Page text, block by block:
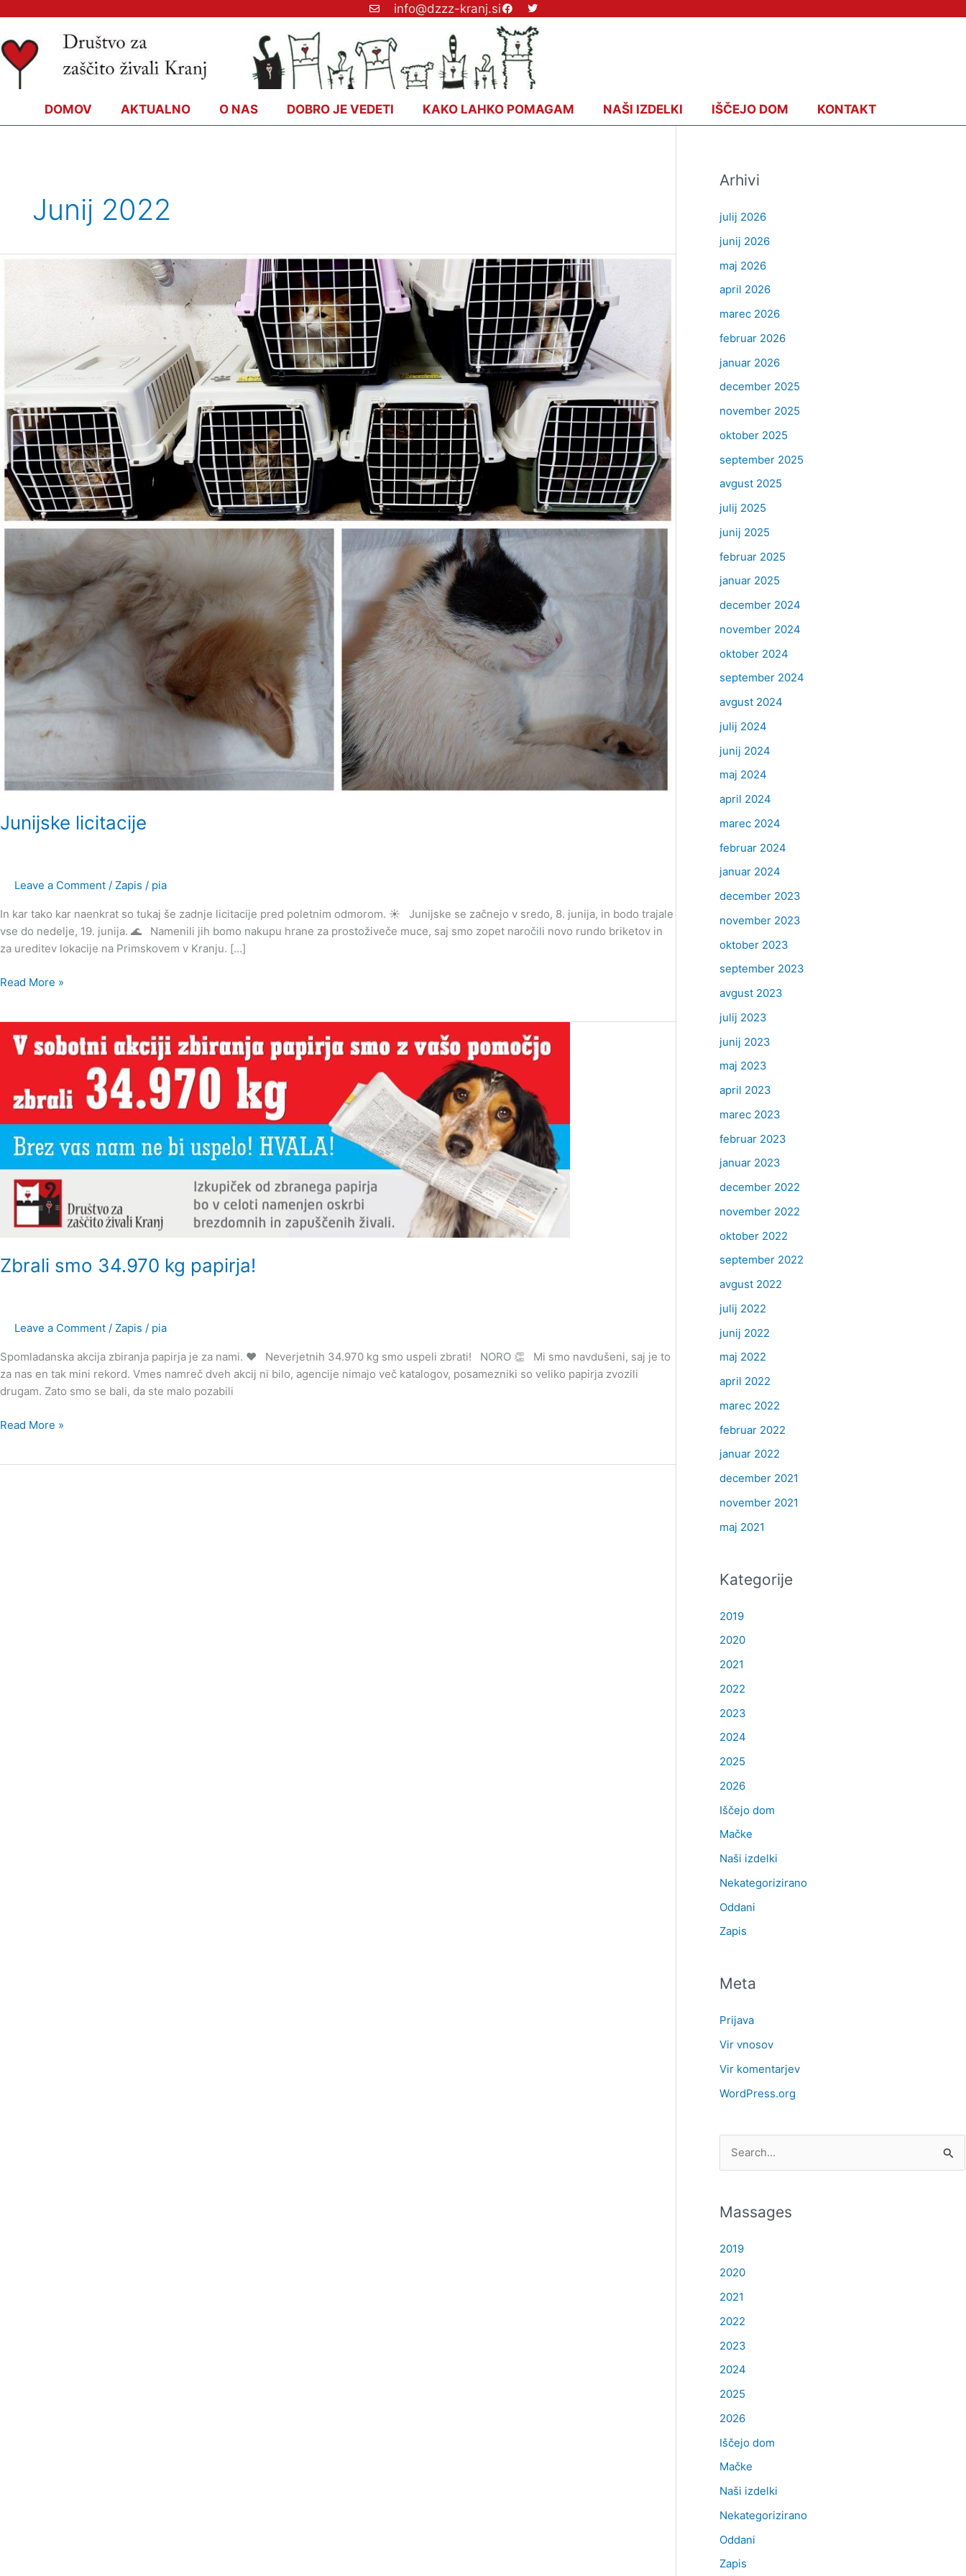
content
info@dzzz-kranj.si
DOMOV AKTUALNO O NAS DOBRO JE VEDETI KAKO LAHKO POMAGAM NAŠI IZDELKI IŠČEJO DOM KONTAKT
Junij 2022
Junijske licitacije
Leave a Comment / Zapis / pia
In kar tako kar naenkrat so tukaj še zadnje licitacije pred poletnim odmorom. ☀️ Junijske se začnejo v sredo, 8. junija, in bodo trajale
vse do nedelje, 19. junija. 🌊 Namenili jih bomo nakupu hrane za prostoživeče muce, saj smo zopet naročili novo rundo briketov in
za ureditev lokacije na Primskovem v Kranju. […]
Junijske
Read More »
Zbrali smo 34.970 kg papirja!
Leave a Comment / Zapis / pia
Spomladanska akcija zbiranja papirja je za nami. ❤️ Neverjetnih 34.970 kg smo uspeli zbrati! NORO 👏 Mi smo navdušeni, saj je to
za nas en tak mini rekord. Vmes namreč dveh akcij ni bilo, agencije nimajo več katalogov, posamezniki so veliko papirja zvozili
drugam. Zato smo se bali, da ste malo pozabili
smo
papirja!
Read More »
Arhivi
julij 2026
junij 2026
maj 2026
april 2026
marec 2026
februar 2026
januar 2026
december 2025
november 2025
oktober 2025
september 2025
avgust 2025
julij 2025
junij 2025
februar 2025
januar 2025
december 2024
november 2024
oktober 2024
september 2024
avgust 2024
julij 2024
junij 2024
maj 2024
april 2024
marec 2024
februar 2024
januar 2024
december 2023
november 2023
oktober 2023
september 2023
avgust 2023
julij 2023
junij 2023
maj 2023
april 2023
marec 2023
februar 2023
januar 2023
december 2022
november 2022
oktober 2022
september 2022
avgust 2022
julij 2022
junij 2022
maj 2022
april 2022
marec 2022
februar 2022
januar 2022
december 2021
november 2021
maj 2021
Kategorije
2019
2020
2021
2022
2023
2024
2025
2026
Iščejo dom
Mačke
Naši izdelki
Nekategorizirano
Oddani
Zapis
Meta
Prijava
Vir vnosov
Vir komentarjev
WordPress.org
r
r
:
Massages
2019
2020
2021
2022
2023
2024
2025
2026
Iščejo dom
Mačke
Naši izdelki
Nekategorizirano
Oddani
Zapis